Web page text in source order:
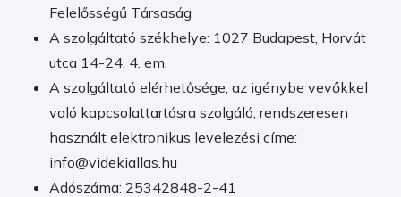
Felelősségű Társaság
A szolgáltató székhelye: 1027 Budapest, Horvát
utca 14-24. 4. em.
A szolgáltató elérhetősége, az igénybe vevőkkel
való kapcsolattartásra szolgáló, rendszeresen
használt elektronikus levelezési címe:
info@videkiallas.hu
Adószáma: 25342848-2-41